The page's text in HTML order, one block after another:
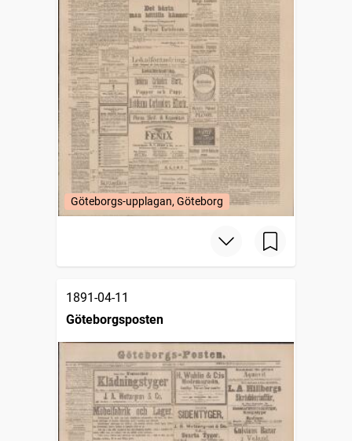
Göteborgs-upplagan, Göteborg
1891-04-11
Göteborgsposten